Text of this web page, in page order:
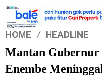
HOME HEADLINE
Mantan Gubernur
Enembe